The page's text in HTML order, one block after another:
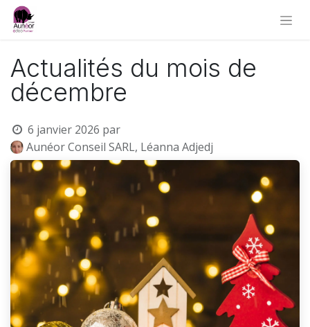
Actualités du mois de
décembre
6 janvier 2026 par
Aunéor Conseil SARL, Léanna Adjedj